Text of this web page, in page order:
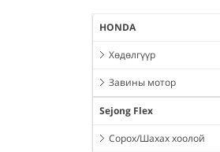
HONDA
Хөдөлгүүр
Завины мотор
Sejong Flex
Сорох/Шахах хоолой